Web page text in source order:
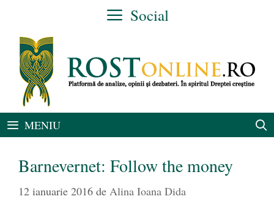
conținut
Social
MENIU
Barnevernet: Follow the money
12 ianuarie 2016 de Alina Ioana Dida